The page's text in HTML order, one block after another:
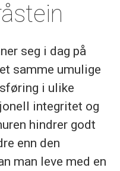
seg i dag på
samme umulige
i ulike
integritet og
hindrer godt
enn den
man leve med en